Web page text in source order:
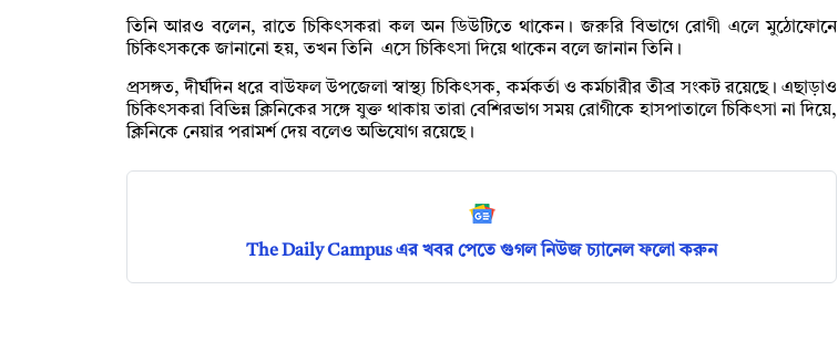
তিনি আরও বলেন, রাতে চিকিৎসকরা কল অন ডিউটিতে থাকেন। জরুরি বিভাগে রোগী এলে মুঠোফোনে
চিকিৎসককে জানানো হয়, তখন তিনি এসে চিকিৎসা দিয়ে থাকেন বলে জানান তিনি।
প্রসঙ্গত, দীর্ঘদিন ধরে বাউফল উপজেলা স্বাস্থ্য চিকিৎসক, কর্মকর্তা ও কর্মচারীর তীব্র সংকট রয়েছে। এছাড়াও
চিকিৎসকরা বিভিন্ন ক্লিনিকের সঙ্গে যুক্ত থাকায় তারা বেশিরভাগ সময় রোগীকে হাসপাতালে চিকিৎসা না দিয়ে,
ক্লিনিকে নেয়ার পরামর্শ দেয় বলেও অভিযোগ রয়েছে।
The Daily Campus এর খবর পেতে গুগল নিউজ চ্যানেল ফলো করুন